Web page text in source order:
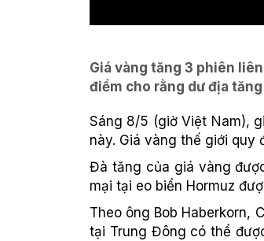
Giá vàng tăng 3 phiên
điểm cho rằng dư địa
Sáng 8/5 (giờ Việt Nam),
này. Giá vàng thế giới quy
Đà tăng của giá vàng
mại tại eo biển Hormuz
Theo ông Bob Haberkorn,
tại Trung Đông có thể